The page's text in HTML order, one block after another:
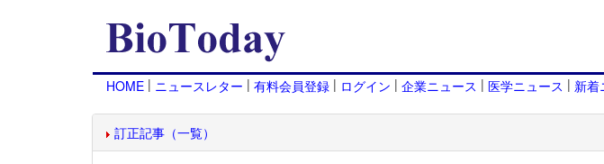
HOME | ニュースレター | 有料会員登録 | ログイン | 企業ニュース | 医学ニュース | 新着
訂正記事（一覧）